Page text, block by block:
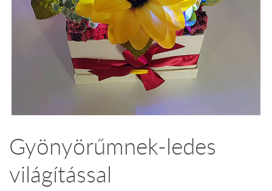
Gyönyörűmnek-ledes
világítással